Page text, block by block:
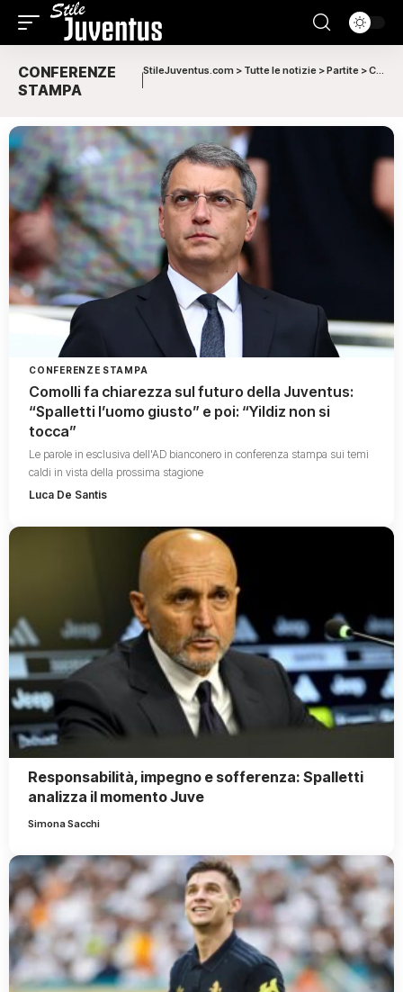
CONFERENZE
STAMPA
StileJuventus.com > Tutte le notizie >Partite >Conferenze stampa
CONFERENZE STAMPA
Comolli fa chiarezza sul futuro della Juventus:
“Spalletti l’uomo giusto” e poi: “Yildiz non si
tocca”
Le parole in esclusiva dell'AD bianconero in conferenza stampa sui temi
caldi in vista della prossima stagione
Luca De Santis
Responsabilità, impegno e sofferenza: Spalletti
analizza il momento Juve
Simona Sacchi